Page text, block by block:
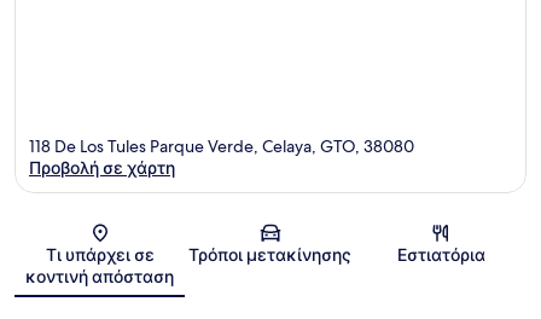
Χάρτης
118 De Los Tules Parque Verde, Celaya, GTO, 38080
Προβολή σε χάρτη
Τι υπάρχει σε
κοντινή απόσταση
Τρόποι μετακίνησης Εστιατόρια